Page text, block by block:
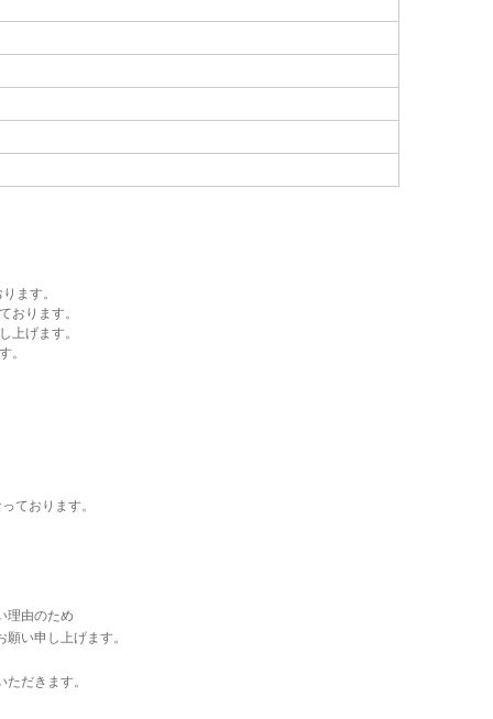
ます。
おります。
上げます。
。
ております。
理由のため
い申し上げます。
だきます。